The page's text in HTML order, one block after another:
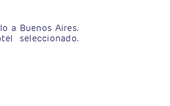
a Buenos Aires.
seleccionado.